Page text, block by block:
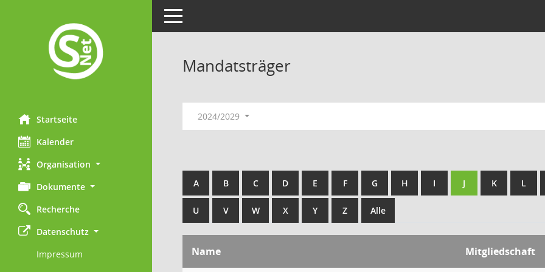
Startseite
Kalender
Organisation
Dokumente
Recherche
Datenschutz
Impressum
Toggle navigation
Mandatsträger
2024/2029
A B C D E F G H I J K L
U V W X Y Z Alle
Name Mitgliedschaft